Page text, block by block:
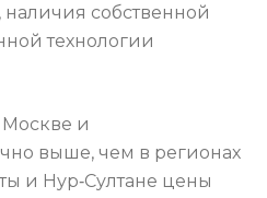
собственной
технологии
Москве и
выше, чем в регионах
и Нур‑Султане цены